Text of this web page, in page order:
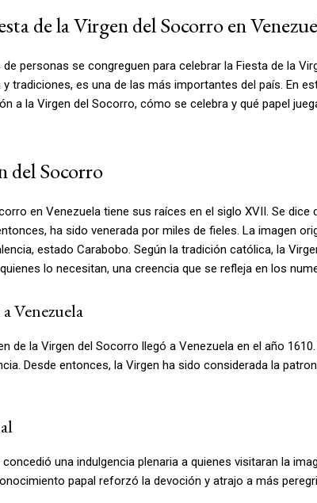
de la Virgen del Socorro en
personas se congreguen para celebrar la Fiesta de la
tradiciones, es una de las más importantes del país. En
a la Virgen del Socorro, cómo se celebra y qué papel
del Socorro
en Venezuela tiene sus raíces en el siglo XVII. Se dice
ha sido venerada por miles de fieles. La imagen
estado Carabobo. Según la tradición católica, la
lo necesitan, una creencia que se refleja en los
Venezuela
de la Virgen del Socorro llegó a Venezuela en el año
Desde entonces, la Virgen ha sido considerada la
una indulgencia plenaria a quienes visitaran la
papal reforzó la devoción y atrajo a más